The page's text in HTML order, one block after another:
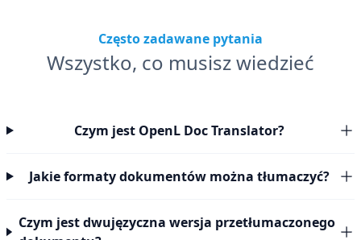
Często zadawane pytania
Wszystko, co musisz wiedzieć
Czym jest OpenL Doc Translator?
Jakie formaty dokumentów można tłumaczyć?
Czym jest dwujęzyczna wersja przetłumaczonego